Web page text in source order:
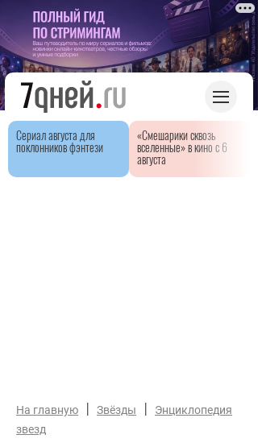
Сериал августа для
поклонников фэнтези
«Смешарики сквозь
вселенные» в кино с 6
августа
На главную | Звёзды |
Энциклопедия
звезд